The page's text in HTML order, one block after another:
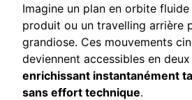
Imagine un plan en orbite fluide
produit ou un travelling arrière
grandiose. Ces mouvements
deviennent accessibles en
enrichissant instantanément
sans effort technique.